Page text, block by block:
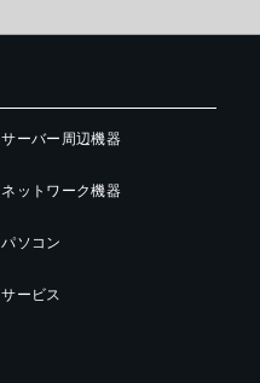
サーバー周辺機器
ネットワーク機器
パソコン
サービス